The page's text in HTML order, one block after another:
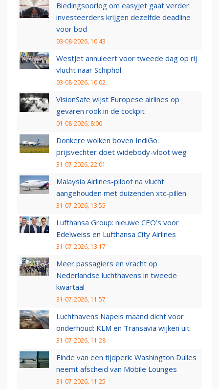
Biedingsoorlog om easyJet gaat verder:
investeerders krijgen dezelfde deadline
voor bod
03-08-2026, 10:43
WestJet annuleert voor tweede dag op rij
vlucht naar Schiphol
03-08-2026, 10:02
VisionSafe wijst Europese airlines op
gevaren rook in de cockpit
01-08-2026, 8:00
Donkere wolken boven IndiGo:
prijsvechter doet widebody-vloot weg
31-07-2026, 22:01
Malaysia Airlines-piloot na vlucht
aangehouden met duizenden xtc-pillen
31-07-2026, 13:55
Lufthansa Group: nieuwe CEO’s voor
Edelweiss en Lufthansa City Airlines
31-07-2026, 13:17
Meer passagiers en vracht op
Nederlandse luchthavens in tweede
kwartaal
31-07-2026, 11:57
Luchthavens Napels maand dicht voor
onderhoud: KLM en Transavia wijken uit
31-07-2026, 11:28
Einde van een tijdperk: Washington Dulles
neemt afscheid van Mobile Lounges
31-07-2026, 11:25